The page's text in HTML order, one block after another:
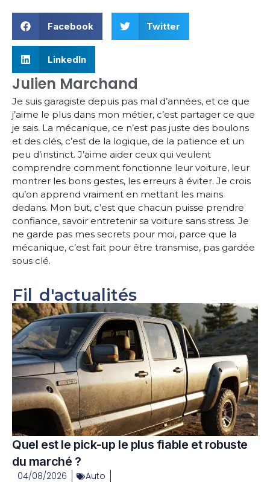
Facebook Twitter
LinkedIn
Julien Marchand
Je suis garagiste depuis pas mal d’années, et ce que
j’aime le plus dans mon métier, c’est partager ce que
je sais. La mécanique, ce n’est pas juste des boulons
et des clés, c’est de la logique, de la patience et un
peu d’instinct. J’aime aider ceux qui veulent
comprendre comment fonctionne leur voiture, leur
montrer les bons gestes, les erreurs à éviter. Je crois
qu’on apprend vraiment en mettant les mains
dedans. Mon but, c’est que chacun puisse prendre
confiance, savoir entretenir sa voiture sans stress. Je
ne garde pas mes secrets pour moi, parce que la
mécanique, c’est fait pour être transmise, pas gardée
sous clé.
Fil d'actualités
Quel est le pick-up le plus fiable et robuste
du marché ?
04/08/2026
Auto